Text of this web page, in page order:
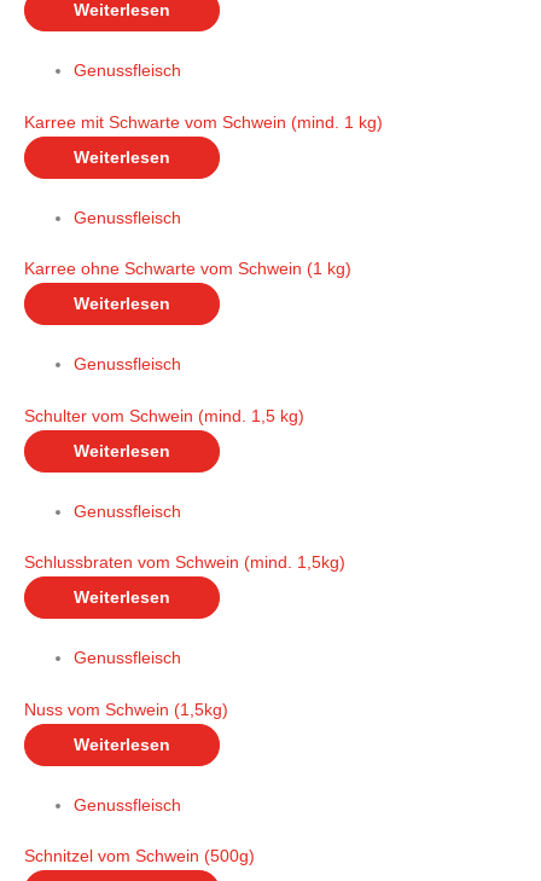
Weiterlesen
Genussfleisch
Karree mit Schwarte vom Schwein (mind. 1 kg)
Weiterlesen
Genussfleisch
Karree ohne Schwarte vom Schwein (1 kg)
Weiterlesen
Genussfleisch
Schulter vom Schwein (mind. 1,5 kg)
Weiterlesen
Genussfleisch
Schlussbraten vom Schwein (mind. 1,5kg)
Weiterlesen
Genussfleisch
Nuss vom Schwein (1,5kg)
Weiterlesen
Genussfleisch
Schnitzel vom Schwein (500g)